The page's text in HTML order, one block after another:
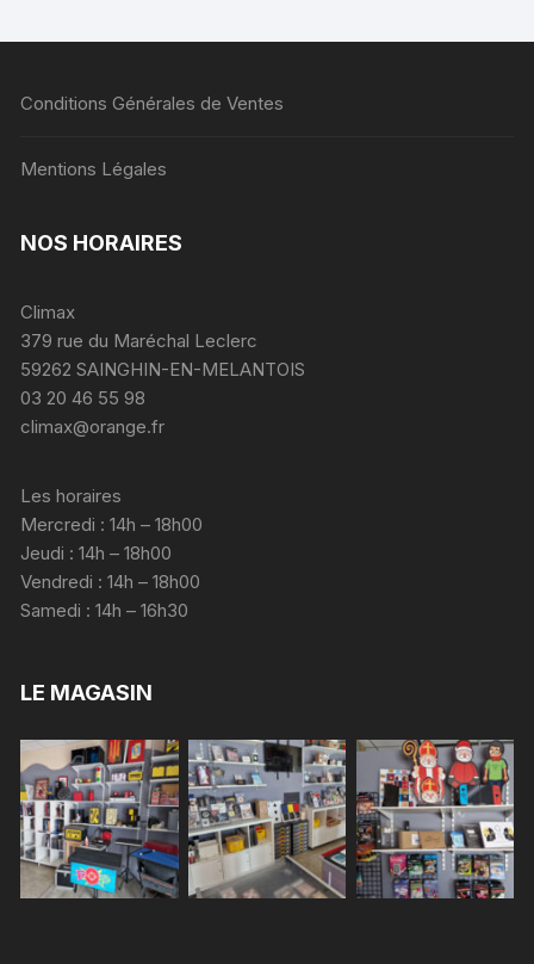
Conditions Générales de Ventes
Mentions Légales
NOS HORAIRES
Climax
379 rue du Maréchal Leclerc
59262 SAINGHIN-EN-MELANTOIS
03 20 46 55 98
climax@orange.fr
Les horaires
Mercredi : 14h – 18h00
Jeudi : 14h – 18h00
Vendredi : 14h – 18h00
Samedi : 14h – 16h30
LE MAGASIN